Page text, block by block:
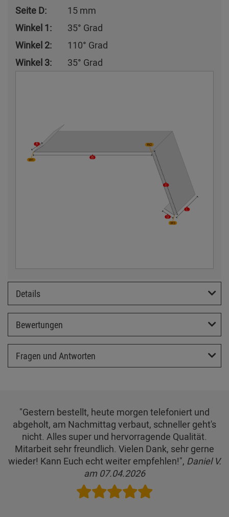
Seite D:
15 mm
Winkel 1:
35° Grad
Winkel 2:
110° Grad
Winkel 3:
35° Grad
Details
Bewertungen
Fragen und Antworten
"Gestern bestellt, heute morgen telefoniert und
abgeholt, am Nachmittag verbaut, schneller geht's
nicht. Alles super und hervorragende Qualität.
Mitarbeit sehr freundlich. Vielen Dank, sehr gerne
wieder! Kann Euch echt weiter empfehlen!", Daniel V.
am 07.04.2026